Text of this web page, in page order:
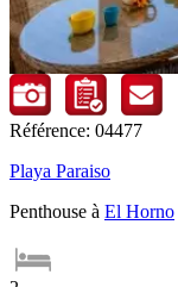
Référence: 04477
Playa Paraiso
Penthouse à El Horno